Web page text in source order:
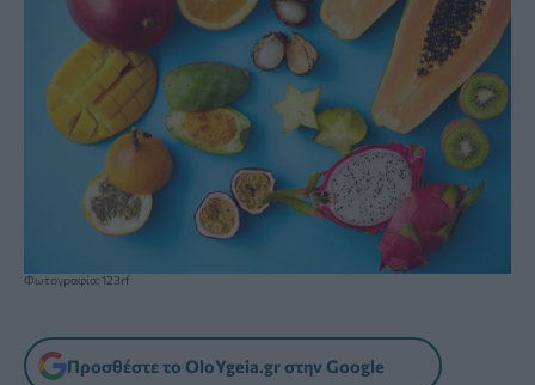
Φωτογραφία: 123rf
Προσθέστε το OloYgeia.gr στην Google